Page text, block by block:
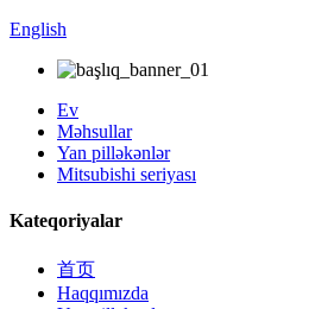
English
Ev
Məhsullar
Yan pilləkənlər
Mitsubishi seriyası
Kateqoriyalar
首页
Haqqımızda